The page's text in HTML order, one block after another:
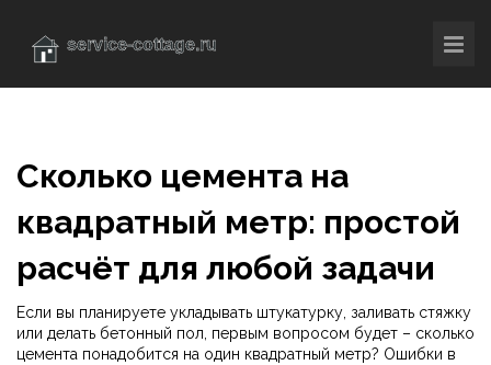
Сколько цемента на
квадратный метр: простой
расчёт для любой задачи
Если вы планируете укладывать штукатурку, заливать стяжку
или делать бетонный пол, первым вопросом будет – сколько
цемента понадобится на один квадратный метр? Ошибки в